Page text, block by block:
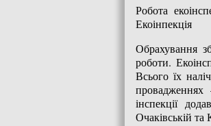
Робота
Екоінпекція
Обрахування
роботи.
Всього їх
провадженнях
інспекції
Очаківській